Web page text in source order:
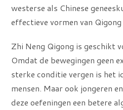
westerse als Chinese
effectieve vormen van
Zhi Neng Qigong is geschikt
Omdat de bewegingen geen
sterke conditie vergen is het
mensen. Maar ook jongeren
deze oefeningen een betere